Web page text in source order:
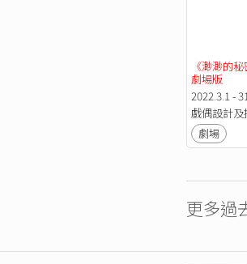
《渺渺的
劇場版
2022.3.1 -
戲偶設計及
劇場
更多過